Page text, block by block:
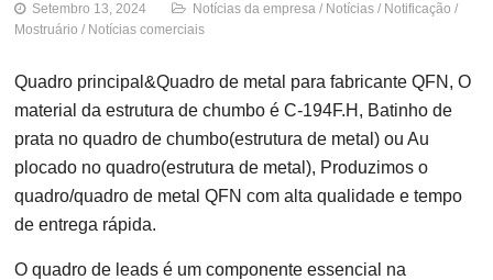
Setembro 13, 2024 Notícias da empresa / Notícias / Notificação /
Mostruário / Notícias comerciais
Quadro principal&Quadro de metal para fabricante QFN, O
material da estrutura de chumbo é C-194F.H, Batinho de
prata no quadro de chumbo(estrutura de metal) ou Au
plocado no quadro(estrutura de metal), Produzimos o
quadro/quadro de metal QFN com alta qualidade e tempo
de entrega rápida.
O quadro de leads é um componente essencial na